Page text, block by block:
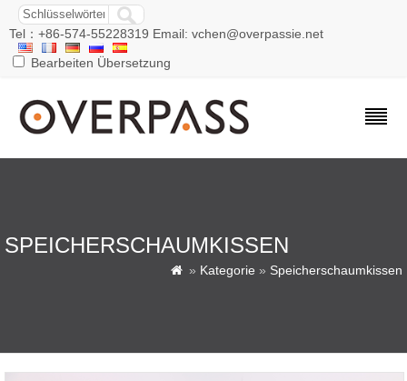
Tel：+86-574-55228319 Email: vchen@overpassie.net
Bearbeiten Übersetzung
SPEICHERSCHAUMKISSEN
 » Kategorie » Speicherschaumkissen